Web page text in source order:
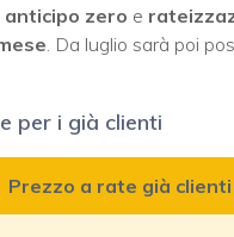
zero e
. Da luglio sarà poi
per i già clienti
Prezzo a rate già clienti